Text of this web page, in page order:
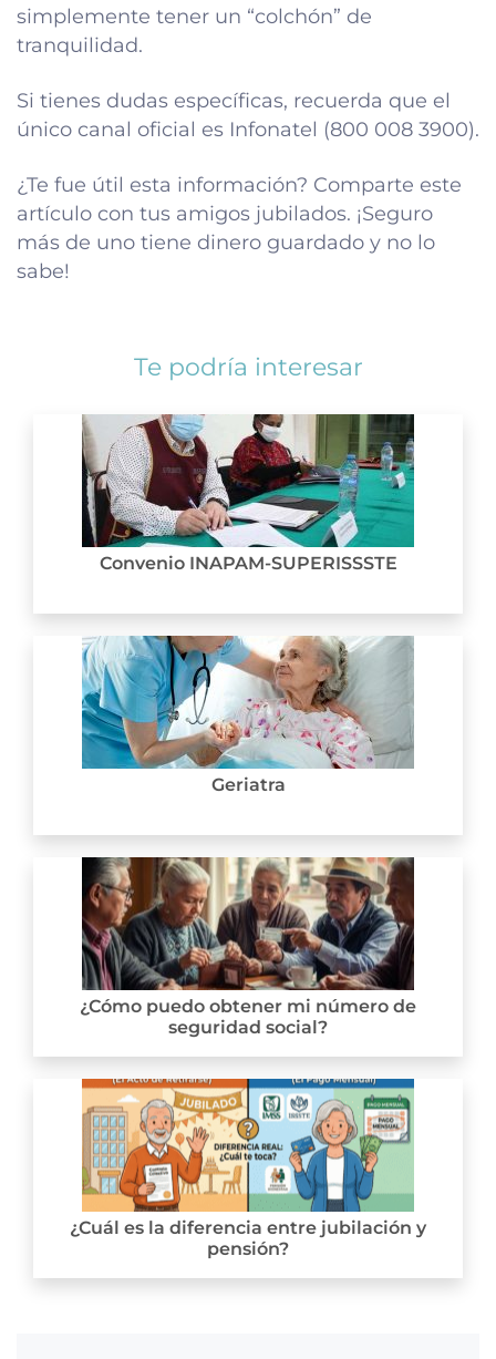
simplemente tener un “colchón” de
tranquilidad.
Si tienes dudas específicas, recuerda que el
único canal oficial es Infonatel (800 008 3900).
¿Te fue útil esta información? Comparte este
artículo con tus amigos jubilados. ¡Seguro
más de uno tiene dinero guardado y no lo
sabe!
Te podría interesar
Convenio INAPAM-SUPERISSSTE
Geriatra
¿Cómo puedo obtener mi número de
seguridad social?
¿Cuál es la diferencia entre jubilación y
pensión?